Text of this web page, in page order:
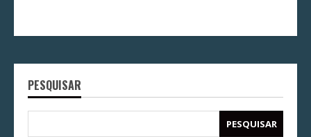
PESQUISAR
PESQUISAR